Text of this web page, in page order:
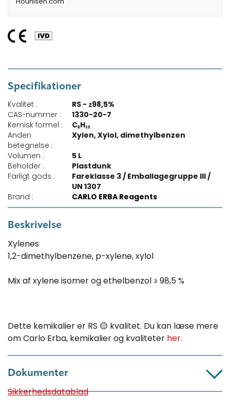
Specifikationer
Kvalitet :
RS - ≥98,5%
CAS-nummer :
1330-20-7
Kemisk formel :
C₈H₁₀
Anden
betegnelse :
Xylen, Xylol, dimethylbenzen
Volumen :
5 L
Beholder :
Plastdunk
Farligt gods :
Fareklasse 3 / Emballagegruppe III /
UN 1307
Brand :
CARLO ERBA Reagents
Beskrivelse
Xylenes
1,2-dimethylbenzene, p-xylene, xylol
Mix af xylene isomer og ethelbenzol ≥ 98,5 %
Dette kemikalier er RS 🟡 kvalitet. Du kan læse mere
om Carlo Erba, kemikalier og kvaliteter her.
Dokumenter
Sikkerhedsdatablad